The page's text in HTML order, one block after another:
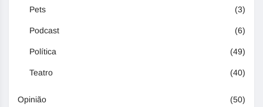
Pets (3)
Podcast (6)
Política (49)
Teatro (40)
Opinião (50)